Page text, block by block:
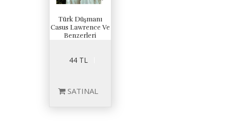
Türk Düşmanı
Casus Lawrence Ve
Benzerleri
44 TL
SATINAL